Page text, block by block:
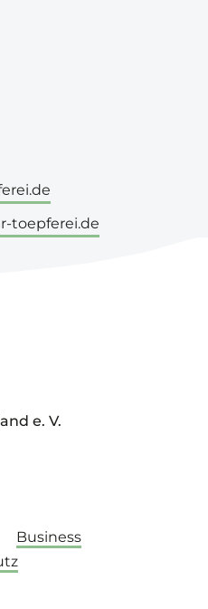
toepferei.de
e. V.
Business